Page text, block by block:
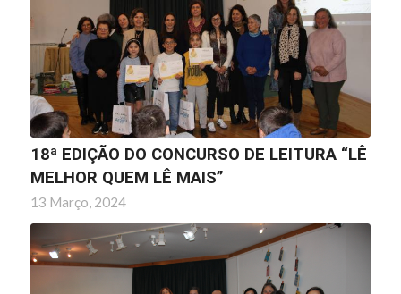
18ª EDIÇÃO DO CONCURSO DE LEITURA “LÊ
MELHOR QUEM LÊ MAIS”
13 Março, 2024